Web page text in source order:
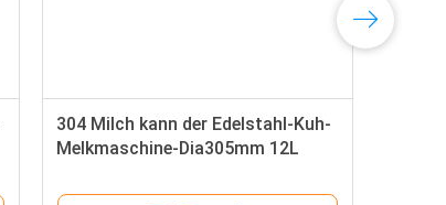
304 Milch kann der Edelstahl-Kuh-
Melkmaschine-Dia305mm 12L